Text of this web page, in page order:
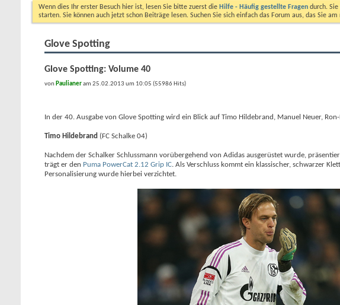
Wenn dies Ihr erster Besuch hier ist, lesen Sie bitte zuerst die Hilfe - Häufig gestellte Fragen durch.
starten. Sie können auch jetzt schon Beiträge lesen. Suchen Sie sich einfach das Forum aus, das Sie
Glove Spotting
Glove Spotting: Volume 40
von Paulianeram 25.02.2013 um 10:05 (55986 Hits)
In der 40. Ausgabe von Glove Spotting wird ein Blick auf Timo Hildebrand, Manuel Neuer,
Timo Hildebrand (FC Schalke 04)
Nachdem der Schalker Schlussmann vorübergehend von Adidas ausgerüstet wurde,
trägt er den Puma PowerCat 2.12 Grip IC. Als Verschluss kommt ein klassischer, schwarzer
Personalisierung wurde hierbei verzichtet.